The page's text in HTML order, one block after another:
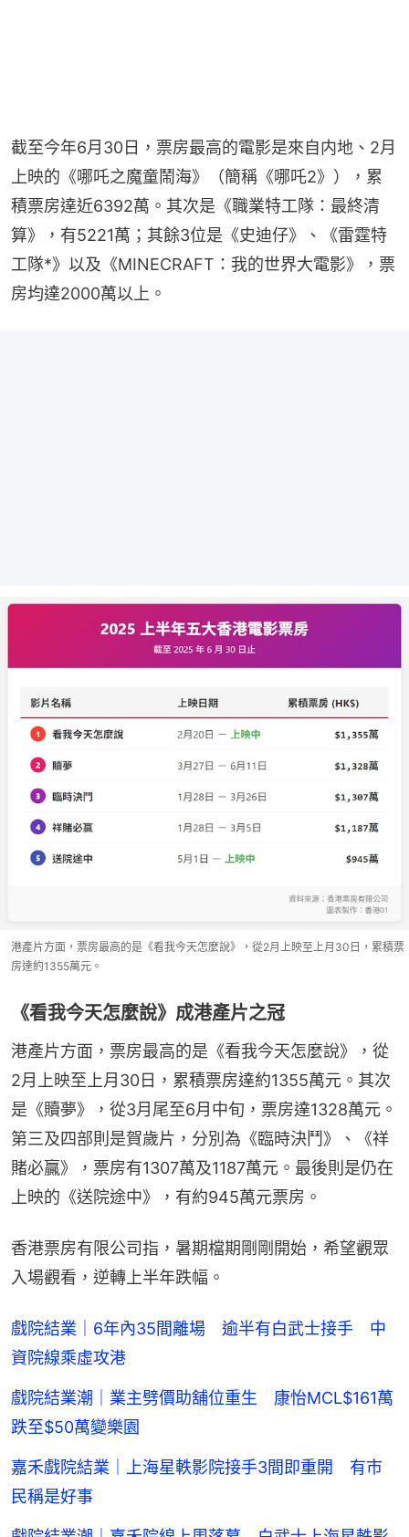
截至今年6月30日，票房最高的電影是來自内地、2月
上映的《哪吒之魔童鬧海》（簡稱《哪吒2》），累
積票房達近6392萬。其次是《職業特工隊：最終清
算》，有5221萬；其餘3位是《史迪仔》、《雷霆特
工隊*》以及《MINECRAFT：我的世界大電影》，票
房均達2000萬以上。
港產片方面，票房最高的是《看我今天怎麼說》，從2月上映至上月30日，累積票
房達約1355萬元。
《看我今天怎麼說》成港產片之冠
港產片方面，票房最高的是《看我今天怎麼說》，從
2月上映至上月30日，累積票房達約1355萬元。其次
是《贖夢》，從3月尾至6月中旬，票房達1328萬元。
第三及四部則是賀歲片，分別為《臨時決鬥》、《祥
賭必贏》，票房有1307萬及1187萬元。最後則是仍在
上映的《送院途中》，有約945萬元票房。
香港票房有限公司指，暑期檔期剛剛開始，希望觀眾
入場觀看，逆轉上半年跌幅。
戲院結業｜6年內35間離場 逾半有白武士接手 中
資院線乘虛攻港
戲院結業潮｜業主劈價助舖位重生 康怡MCL$161萬
跌至$50萬變樂園
嘉禾戲院結業｜上海星軼影院接手3間即重開 有市
民稱是好事